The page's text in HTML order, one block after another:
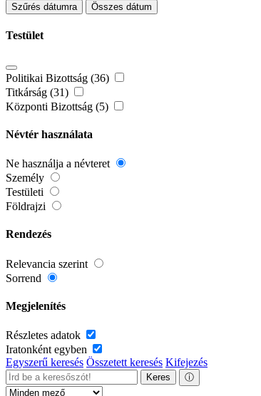
Szűrés dátumra Összes dátum
Testület
Politikai Bizottság (36)
Titkárság (31)
Központi Bizottság (5)
Névtér használata
Ne használja a névteret
Személy
Testületi
Földrajzi
Rendezés
Relevancia szerint
Sorrend
Megjelenítés
Részletes adatok
Iratonként egyben
Egyszerű keresés Összetett keresés Kifejezés
Keres ⓘ